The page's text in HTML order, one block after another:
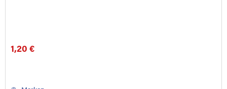
1,20 €